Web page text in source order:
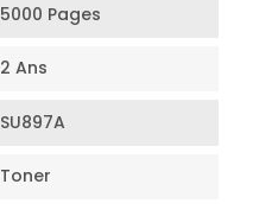
5000 Pages
2 Ans
SU897A
Toner